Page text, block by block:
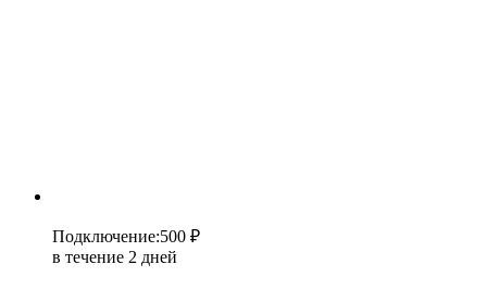
Подключение:500 ₽
в течение 2 дней